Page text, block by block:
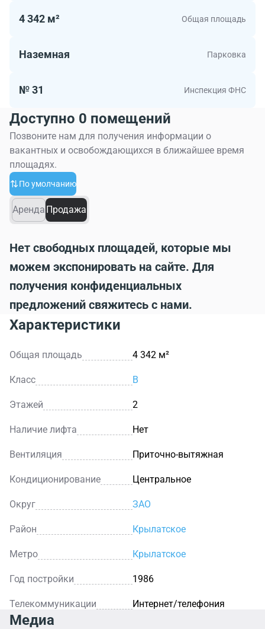
4 342 м² Общая площадь
Наземная Парковка
№ 31 Инспекция ФНС
Доступно 0 помещений
Позвоните нам для получения информации о
вакантных и освобождающихся в ближайшее время
площадях.
По умолчанию
Аренда Продажа
Нет свободных площадей, которые мы
можем экспонировать на сайте. Для
получения конфиденциальных
предложений свяжитесь с нами.
Характеристики
Общая площадь 4 342 м²
Класс B
Этажей 2
Наличие лифта Нет
Вентиляция Приточно-вытяжная
Кондиционирование Центральное
Округ ЗАО
Район Крылатское
Метро Крылатское
Год постройки 1986
Телекоммуникации Интернет/телефония
Медиа